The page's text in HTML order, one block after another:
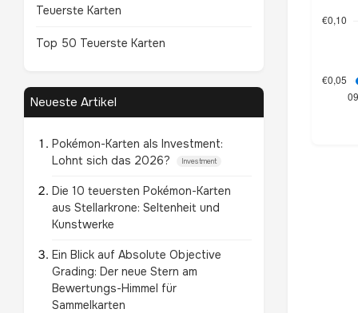
Teuerste Karten
Top 50 Teuerste Karten
Neueste Artikel
Pokémon-Karten als Investment:
Lohnt sich das 2026?
Investment
Die 10 teuersten Pokémon-Karten
aus Stellarkrone: Seltenheit und
Kunstwerke
Ein Blick auf Absolute Objective
Grading: Der neue Stern am
Bewertungs-Himmel für
Sammelkarten